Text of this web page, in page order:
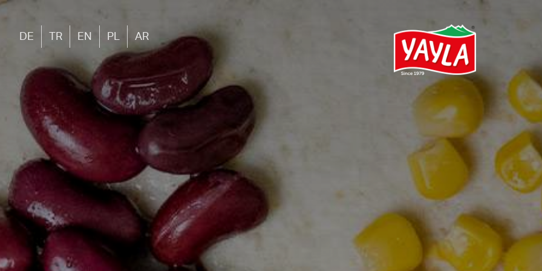
DE TR EN PL AR